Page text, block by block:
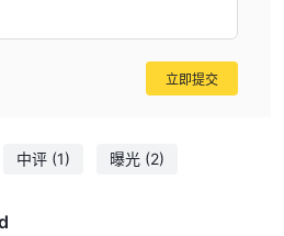
考虑点差和佣金，并选择最适合其交
的最新信息。
5 (MT5)
中评 (1) 曝光 (2)
立即提交